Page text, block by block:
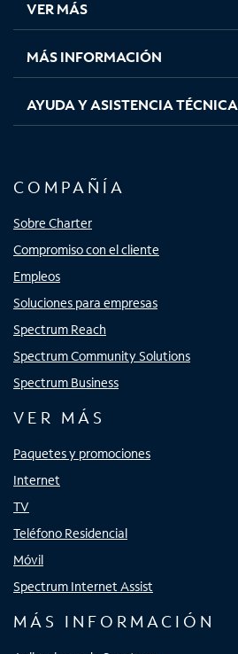
pestaña
nueva
pestaña
nueva
pestaña
nuevanueva
VER MÁS
MÁS INFORMACIÓN
AYUDA Y ASISTENCIA TÉCNICA
COMPAÑÍA
Sobre Charter
Compromiso con el cliente
Empleos
Soluciones para empresas
Spectrum Reach
Spectrum Community Solutions
Spectrum Business
VER MÁS
Paquetes y promociones
Internet
TV
Teléfono Residencial
Móvil
Spectrum Internet Assist
MÁS INFORMACIÓN